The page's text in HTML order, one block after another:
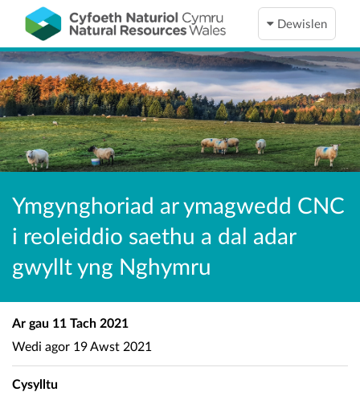
Dewislen
Ymgynghoriad ar ymagwedd CNC
i reoleiddio saethu a dal adar
gwyllt yng Nghymru
Ar gau 11 Tach 2021
Wedi agor 19 Awst 2021
Cysylltu